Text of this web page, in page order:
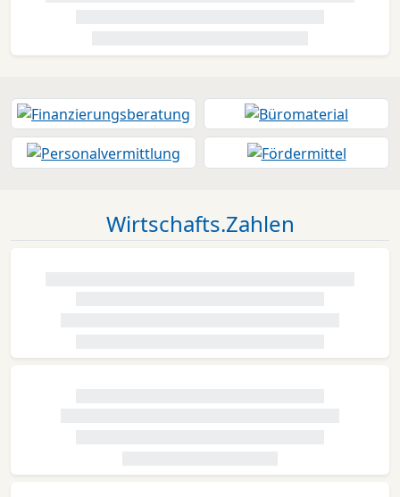
Wirtschafts.Zahlen